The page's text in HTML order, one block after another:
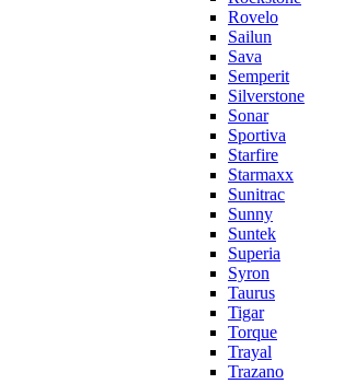
Rovelo
Sailun
Sava
Semperit
Silverstone
Sonar
Sportiva
Starfire
Starmaxx
Sunitrac
Sunny
Suntek
Superia
Syron
Taurus
Tigar
Torque
Trayal
Trazano